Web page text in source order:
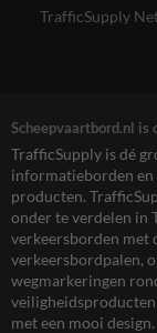
TrafficSupply
Scheepvaartbord.nl is
TrafficSupply is dé
informatieborden en
producten.
onder te verdelen in
verkeersborden met
verkeersbordpalen,
wegmarkeringen
met een mooi design.